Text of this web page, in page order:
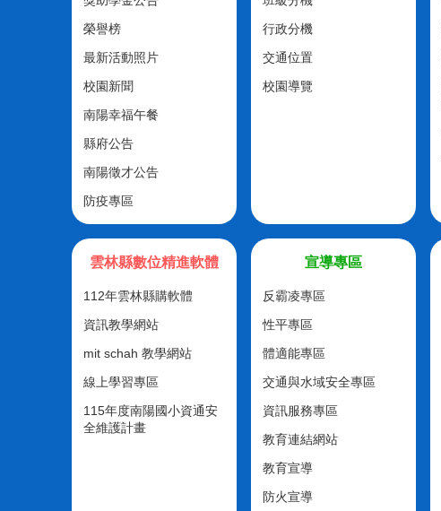
榮譽榜
最新活動照片
校園新聞
南陽幸福午餐
縣府公告
南陽徵才公告
防疫專區
行政分機
交通位置
校園導覽
雲林縣數位精進軟體
112年雲林縣購軟體
資訊教學網站
mit schah 教學網站
線上學習專區
115年度南陽國小資通安
全維護計畫
宣導專區
反霸凌專區
性平專區
體適能專區
交通與水域安全專區
資訊服務專區
教育連結網站
教育宣導
防火宣導